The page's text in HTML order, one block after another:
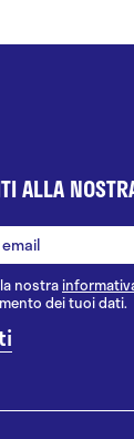
ALLA
nostra
dei tuoi dati.